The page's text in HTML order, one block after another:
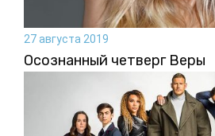
27 августа 2019
Осознанный четверг Веры